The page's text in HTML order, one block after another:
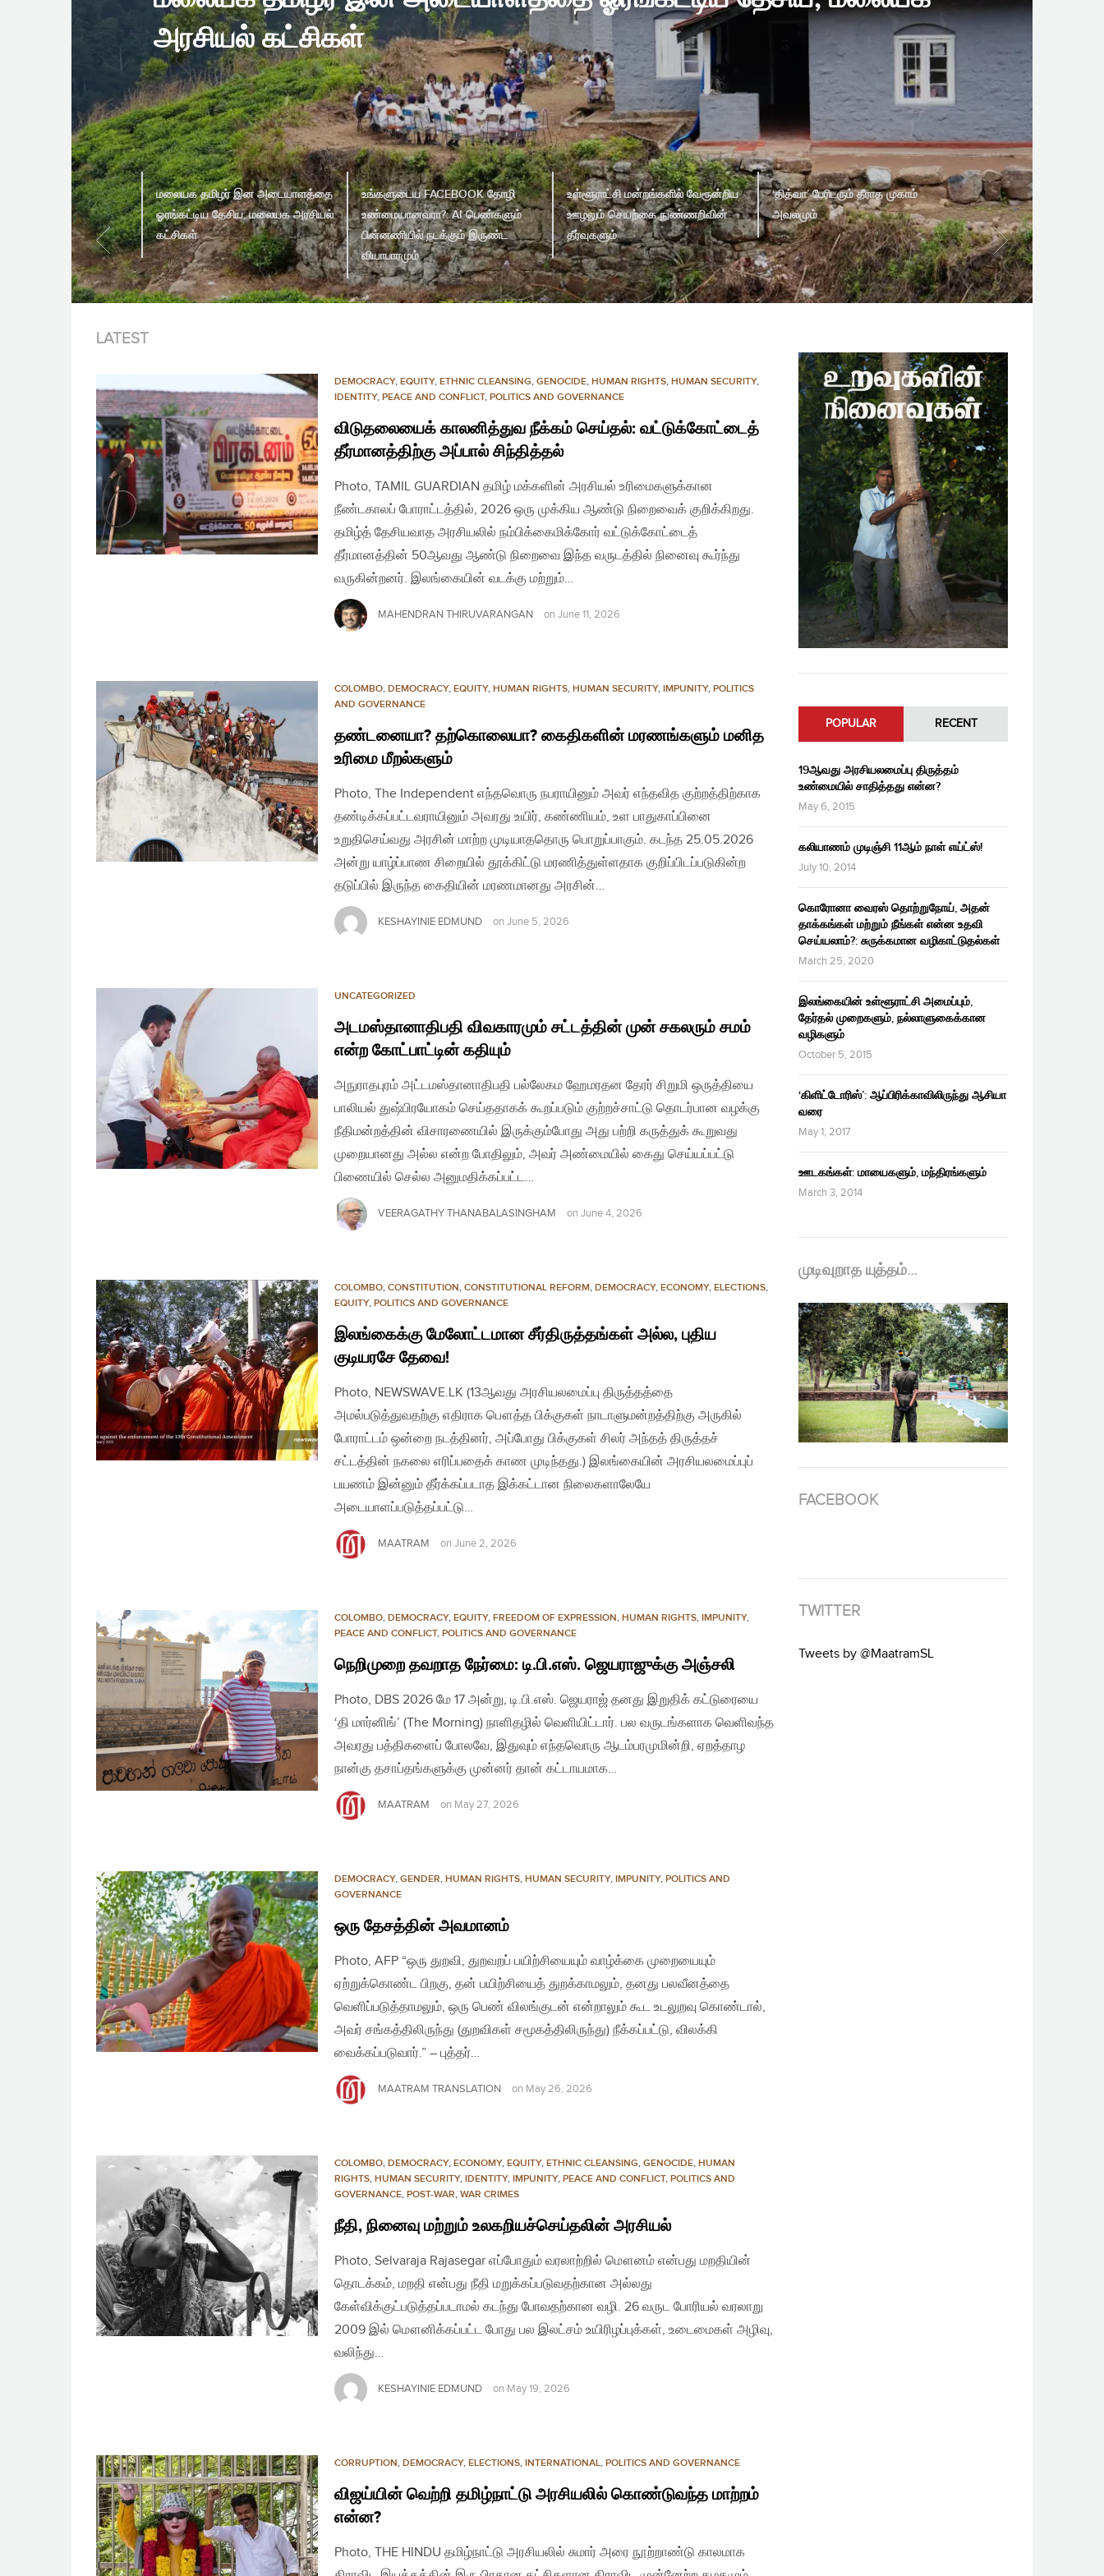
அரசியல் கட்சிகள்
மலையக தமிழர் இன அடையாளத்தை
ஓரங்கட்டிய தேசிய, மலையக அரசியல்
கட்சிகள்
உங்களுடைய FACEBOOK தோழி
உண்மையானவரா?: AI பெண்களும்
பின்னணியில் நடக்கும் இருண்ட
வியாபாரமும்
உள்ளூராட்சி மன்றங்களில் வேரூன்றிய
ஊழலும் செயற்கை நுண்ணறிவின்
தீர்வுகளும்
‘தித்வா’ பேரிடரும் தீராத முகாம்
அவலமும்
LATEST
DEMOCRACY, EQUITY, ETHNIC CLEANSING, GENOCIDE, HUMAN RIGHTS, HUMAN SECURITY,
IDENTITY, PEACE AND CONFLICT, POLITICS AND GOVERNANCE
விடுதலையைக் காலனித்துவ நீக்கம் செய்தல்: வட்டுக்கோட்டைத்
தீர்மானத்திற்கு அப்பால் சிந்தித்தல்
Photo, TAMIL GUARDIAN தமிழ் மக்களின் அரசியல் உரிமைகளுக்கான
நீண்டகாலப் போராட்டத்தில், 2026 ஒரு முக்கிய ஆண்டு நிறைவைக் குறிக்கிறது.
தமிழ்த் தேசியவாத அரசியலில் நம்பிக்கைமிக்கோர் வட்டுக்கோட்டைத்
தீர்மானத்தின் 50ஆவது ஆண்டு நிறைவை இந்த வருடத்தில் நினைவு கூர்ந்து
வருகின்றனர். இலங்கையின் வடக்கு மற்றும்…
MAHENDRAN THIRUVARANGAN on June 11, 2026
COLOMBO, DEMOCRACY, EQUITY, HUMAN RIGHTS, HUMAN SECURITY, IMPUNITY, POLITICS
AND GOVERNANCE
தண்டனையா? தற்கொலையா? கைதிகளின் மரணங்களும் மனித
உரிமை மீறல்களும்
Photo, The Independent எந்தவொரு நபராயினும் அவர் எந்தவித குற்றத்திற்காக
தண்டிக்கப்பட்டவராயினும் அவரது உயிர், கண்ணியம், உள பாதுகாப்பினை
உறுதிசெய்வது அரசின் மாற்ற முடியாததொரு பொறுப்பாகும். கடந்த 25.05.2026
அன்று யாழ்ப்பாண சிறையில் தூக்கிட்டு மரணித்துள்ளதாக குறிப்பிடப்படுகின்ற
தடுப்பில் இருந்த கைதியின் மரணமானது அரசின்…
KESHAYINIE EDMUND on June 5, 2026
UNCATEGORIZED
அடமஸ்தானாதிபதி விவகாரமும் சட்டத்தின் முன் சகலரும் சமம்
என்ற கோட்பாட்டின் கதியும்
அநுராதபுரம் அட்டமஸ்தானாதிபதி பல்லேகம ஹேமரதன தேரர் சிறுமி ஒருத்தியை
பாலியல் துஷ்பிரயோகம் செய்ததாகக் கூறப்படும் குற்றச்சாட்டு தொடர்பான வழக்கு
நீதிமன்றத்தின் விசாரணையில் இருக்கும்போது அது பற்றி கருத்துக் கூறுவது
முறையானது அல்ல என்ற போதிலும், அவர் அண்மையில் கைது செய்யப்பட்டு
பிணையில் செல்ல அனுமதிக்கப்பட்ட…
VEERAGATHY THANABALASINGHAM on June 4, 2026
COLOMBO, CONSTITUTION, CONSTITUTIONAL REFORM, DEMOCRACY, ECONOMY, ELECTIONS,
EQUITY, POLITICS AND GOVERNANCE
இலங்கைக்கு மேலோட்டமான சீர்திருத்தங்கள் அல்ல, புதிய
குடியரசே தேவை!
Photo, NEWSWAVE.LK (13ஆவது அரசியலமைப்பு திருத்தத்தை
அமல்படுத்துவதற்கு எதிராக பௌத்த பிக்குகள் நாடாளுமன்றத்திற்கு அருகில்
போராட்டம் ஒன்றை நடத்தினர், அப்போது பிக்குகள் சிலர் அந்தத் திருத்தச்
சட்டத்தின் நகலை எரிப்பதைக் காண முடிந்தது.) இலங்கையின் அரசியலமைப்புப்
பயணம் இன்னும் தீர்க்கப்படாத இக்கட்டான நிலைகளாலேயே
அடையாளப்படுத்தப்பட்டு…
MAATRAM on June 2, 2026
COLOMBO, DEMOCRACY, EQUITY, FREEDOM OF EXPRESSION, HUMAN RIGHTS, IMPUNITY,
PEACE AND CONFLICT, POLITICS AND GOVERNANCE
நெறிமுறை தவறாத நேர்மை: டி.பி.எஸ். ஜெயராஜுக்கு அஞ்சலி
Photo, DBS 2026 மே 17 அன்று, டி.பி.எஸ். ஜெயராஜ் தனது இறுதிக் கட்டுரையை
‘தி மார்னிங்’ (The Morning) நாளிதழில் வெளியிட்டார். பல வருடங்களாக வெளிவந்த
அவரது பத்திகளைப் போலவே, இதுவும் எந்தவொரு ஆடம்பரமுமின்றி, ஏறத்தாழ
நான்கு தசாப்தங்களுக்கு முன்னர் தான் கட்டாயமாக…
MAATRAM on May 27, 2026
DEMOCRACY, GENDER, HUMAN RIGHTS, HUMAN SECURITY, IMPUNITY, POLITICS AND
GOVERNANCE
ஒரு தேசத்தின் அவமானம்
Photo, AFP “ஒரு துறவி, துறவறப் பயிற்சியையும் வாழ்க்கை முறையையும்
ஏற்றுக்கொண்ட பிறகு, தன் பயிற்சியைத் துறக்காமலும், தனது பலவீனத்தை
வெளிப்படுத்தாமலும், ஒரு பெண் விலங்குடன் என்றாலும் கூட உடலுறவு கொண்டால்,
அவர் சங்கத்திலிருந்து (துறவிகள் சமூகத்திலிருந்து) நீக்கப்பட்டு, விலக்கி
வைக்கப்படுவார்.” – புத்தர்…
MAATRAM TRANSLATION on May 26, 2026
COLOMBO, DEMOCRACY, ECONOMY, EQUITY, ETHNIC CLEANSING, GENOCIDE, HUMAN
RIGHTS, HUMAN SECURITY, IDENTITY, IMPUNITY, PEACE AND CONFLICT, POLITICS AND
GOVERNANCE, POST-WAR, WAR CRIMES
நீதி, நினைவு மற்றும் உலகறியச்செய்தலின் அரசியல்
Photo, Selvaraja Rajasegar எப்போதும் வரலாற்றில் மௌனம் என்பது மறதியின்
தொடக்கம், மறதி என்பது நீதி மறுக்கப்படுவதற்கான அல்லது
கேள்விக்குட்படுத்தப்படாமல் கடந்து போவதற்கான வழி. 26 வருட போரியல் வரலாறு
2009 இல் மௌனிக்கப்பட்ட போது பல இலட்சம் உயிரிழப்புக்கள், உடைமைகள் அழிவு,
வலிந்து…
KESHAYINIE EDMUND on May 19, 2026
CORRUPTION, DEMOCRACY, ELECTIONS, INTERNATIONAL, POLITICS AND GOVERNANCE
விஜய்யின் வெற்றி தமிழ்நாட்டு அரசியலில் கொண்டுவந்த மாற்றம்
என்ன?
Photo, THE HINDU தமிழ்நாட்டு அரசியலில் சுமார் அரை நூற்றாண்டு காலமாக
POPULAR RECENT
19ஆவது அரசியலமைப்பு திருத்தம்
உண்மையில் சாதித்தது என்ன?
May 6, 2015
கலியாணம் முடிஞ்சி 11ஆம் நாள் எய்ட்ஸ்!
July 10, 2014
கொரோனா வைரஸ் தொற்றுநோய், அதன்
தாக்கங்கள் மற்றும் நீங்கள் என்ன உதவி
செய்யலாம்?: சுருக்கமான வழிகாட்டுதல்கள்
March 25, 2020
இலங்கையின் உள்ளூராட்சி அமைப்பும்,
தேர்தல் முறைகளும், நல்லாளுகைக்கான
வழிகளும்
October 5, 2015
‘கிளிட்டோரிஸ்’: ஆப்பிரிக்காவிலிருந்து ஆசியா
வரை
May 1, 2017
ஊடகங்கள்: மாயைகளும், மந்திரங்களும்
March 3, 2014
முடிவுறாத யுத்தம்…
FACEBOOK
TWITTER
Tweets by @MaatramSL